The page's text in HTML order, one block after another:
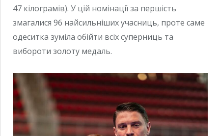
47 кілограмів). У цій номінації за першість
змагалися 96 найсильніших учасниць, проте саме
одеситка зуміла обійти всіх суперниць та
вибороти золоту медаль.